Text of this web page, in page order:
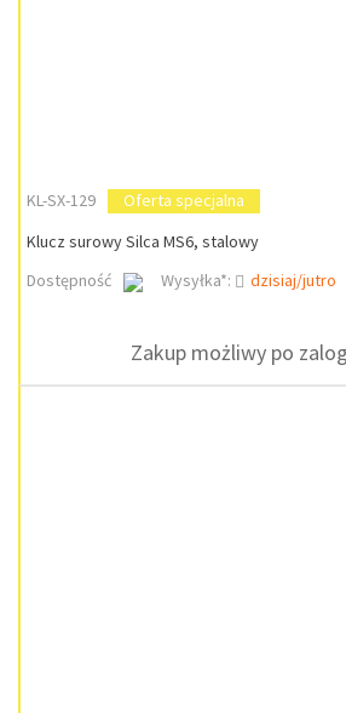
KL-SX-129
Oferta specjalna
Klucz surowy Silca MS6, stalowy
Dostępność
Wysyłka*: dzisiaj/jutro
Zakup możliwy po